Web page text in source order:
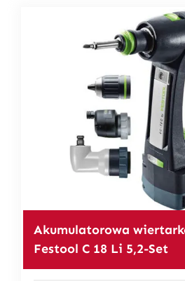
Akumulatorowa
Festool C 18 Li 5,2-Set